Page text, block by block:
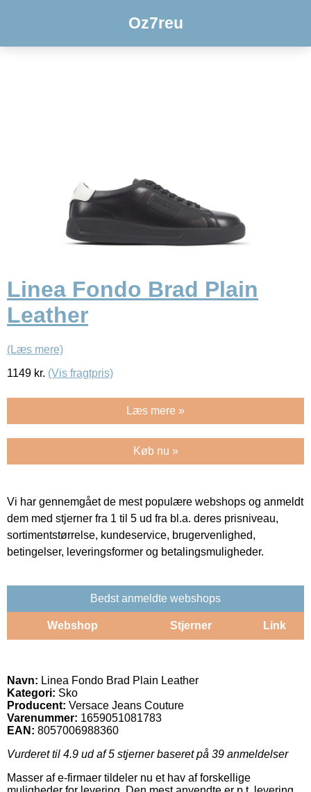
Oz7reu
Linea Fondo Brad Plain
Leather
(Læs mere)
1149 kr. (Vis fragtpris)
Læs mere »
Køb nu »
Vi har gennemgået de mest populære webshops og anmeldt
dem med stjerner fra 1 til 5 ud fra bl.a. deres prisniveau,
sortimentstørrelse, kundeservice, brugervenlighed,
betingelser, leveringsformer og betalingsmuligheder.
Bedst anmeldte webshops
Webshop Stjerner Link
Navn: Linea Fondo Brad Plain Leather
Kategori: Sko
Producent: Versace Jeans Couture
Varenummer: 1659051081783
EAN: 8057006988360
Vurderet til 4.9 ud af 5 stjerner baseret på 39 anmeldelser
Masser af e-firmaer tildeler nu et hav af forskellige